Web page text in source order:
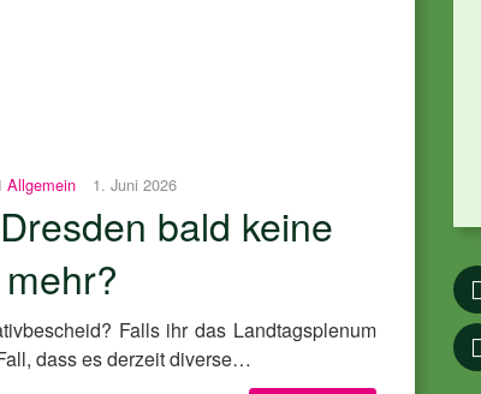
Allgemein 1. Juni 2026
bald keine
Falls ihr das Landtagsplenum
dass es derzeit diverse…